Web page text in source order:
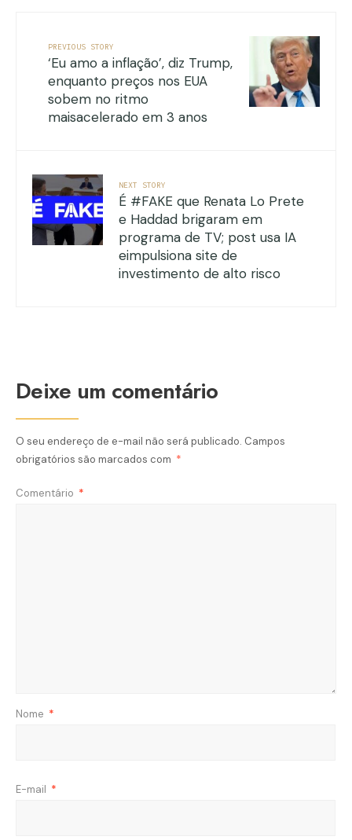
PREVIOUS STORY
‘Eu amo a inflação’, diz Trump,
enquanto preços nos EUA
sobem no ritmo
maisacelerado em 3 anos
NEXT STORY
É #FAKE que Renata Lo Prete
e Haddad brigaram em
programa de TV; post usa IA
eimpulsiona site de
investimento de alto risco
Deixe um comentário
O seu endereço de e-mail não será publicado. Campos
obrigatórios são marcados com *
Comentário *
Nome *
E-mail *